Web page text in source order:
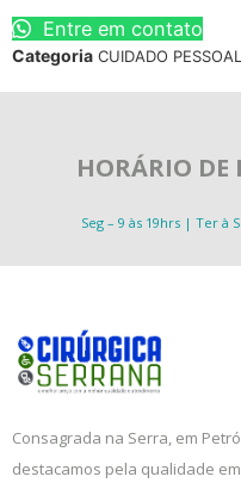
Entre em contato
Categoria CUIDADO PESSOAL
HORÁRIO
Seg – 9 às 19hrs | Ter à
Consagrada na Serra, em
destacamos pela qualidade